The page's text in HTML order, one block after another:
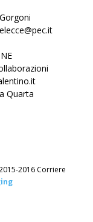
Quarta
2016 Corriere